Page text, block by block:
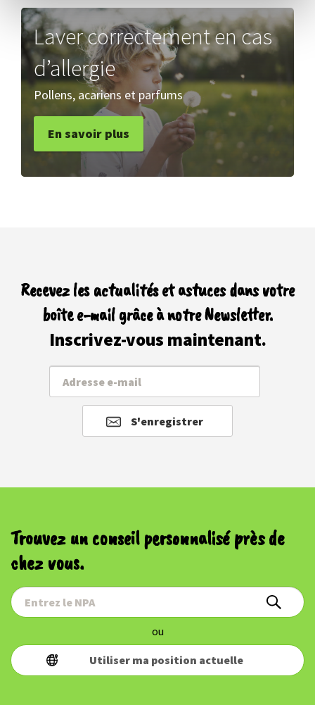
Laver correctement en cas
d’allergie
Pollens, acariens et parfums
En savoir plus
Recevez les actualités et astuces dans votre
boîte e-mail grâce à notre Newsletter.
Inscrivez-vous maintenant.
S'enregistrer
Trouvez un conseil personnalisé près de
chez vous.
ou
Utiliser ma position actuelle